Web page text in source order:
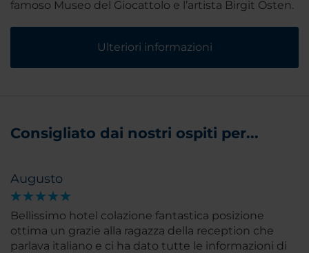
famoso Museo del Giocattolo e l’artista Birgit Osten.
Ulteriori informazioni
Consigliato dai nostri ospiti per...
Augusto
Bellissimo hotel colazione fantastica posizione
ottima un grazie alla ragazza della reception che
parlava italiano e ci ha dato tutte le informazioni di